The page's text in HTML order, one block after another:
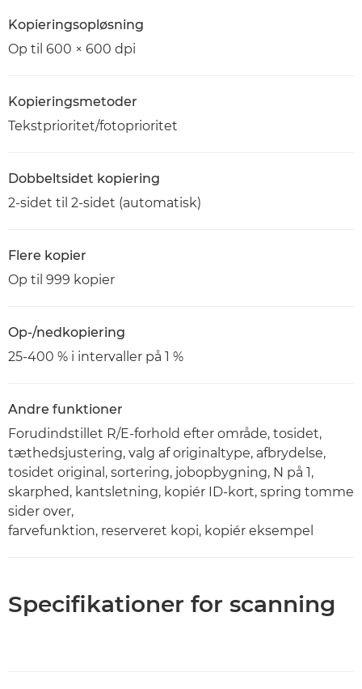
Kopieringsopløsning
Op til 600 × 600 dpi
Kopieringsmetoder
Tekstprioritet/fotoprioritet
Dobbeltsidet kopiering
2-sidet til 2-sidet (automatisk)
Flere kopier
Op til 999 kopier
Op-/nedkopiering
25-400 % i intervaller på 1 %
Andre funktioner
Forudindstillet R/E-forhold efter område, tosidet,
tæthedsjustering, valg af originaltype, afbrydelse,
tosidet original, sortering, jobopbygning, N på 1,
skarphed, kantsletning, kopiér ID-kort, spring tomme
sider over,
farvefunktion, reserveret kopi, kopiér eksempel
Specifikationer for scanning